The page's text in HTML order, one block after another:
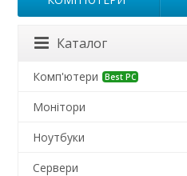
Каталог
Комп'ютери Best PC
Монітори
Ноутбуки
Сервери